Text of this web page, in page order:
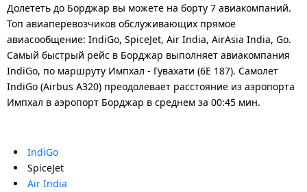
Долететь до Борджар вы можете на борту 7 авиакомпаний.
Топ авиаперевозчиков обслуживающих прямое
авиасообщение: IndiGo, SpiceJet, Air India, AirAsia India, Go.
Самый быстрый рейс в Борджар выполняет авиакомпания
IndiGo, по маршруту Импхал - Гувахати (6E 187). Самолет
IndiGo (Airbus A320) преодолевает расстояние из аэропорта
Импхал в аэропорт Борджар в среднем за 00:45 мин.
IndiGo
SpiceJet
Air India